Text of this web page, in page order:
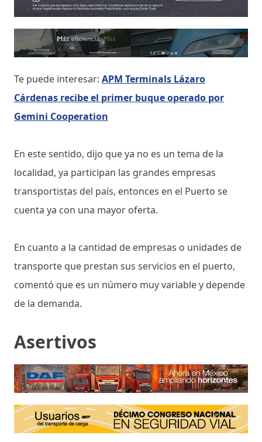
Te puede interesar: APM Terminals Lázaro
Cárdenas recibe el primer buque operado por
Gemini Cooperation
En este sentido, dijo que ya no es un tema de la
localidad, ya participan las grandes empresas
transportistas del país, entonces en el Puerto se
cuenta ya con una mayor oferta.
En cuanto a la cantidad de empresas o unidades de
transporte que prestan sus servicios en el puerto,
comentó que es un número muy variable y depende
de la demanda.
Asertivos